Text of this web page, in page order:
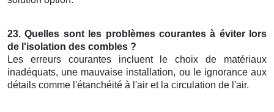
23. Quelles sont les problèmes courantes à éviter lors
de l'isolation des combles ?
Les erreurs courantes incluent le choix de matériaux
inadéquats, une mauvaise installation, ou le ignorance aux
détails comme l'étanchéité à l'air et la circulation de l'air.